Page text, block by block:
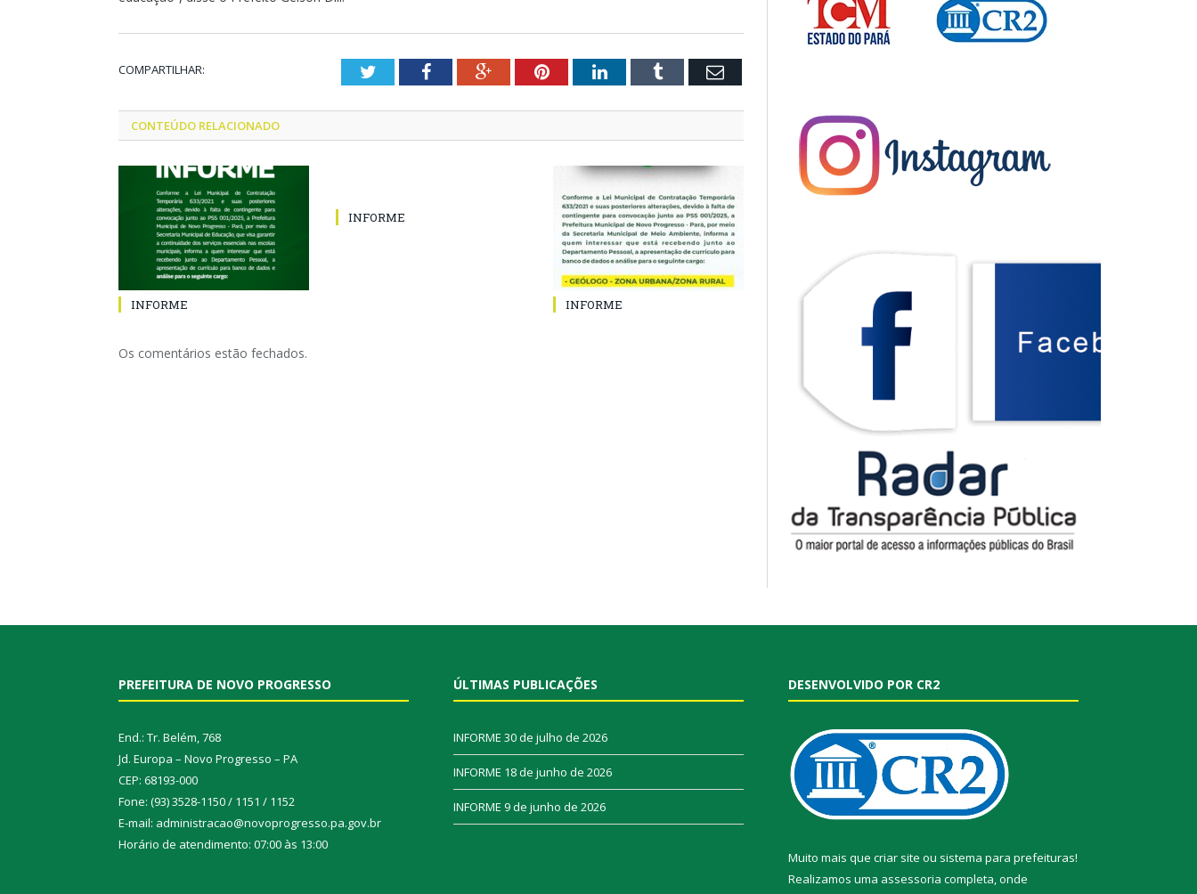
COMPARTILHAR: TwitterFacebookGoogle+PinterestLinkedInTumblr Email
CONTEÚDO RELACIONADO
INFORME
INFORME
INFORME
Os comentários estão fechados.
PREFEITURA DE NOVO PROGRESSO
End.: Tr. Belém, 768
Jd. Europa – Novo Progresso – PA
CEP: 68193-000
Fone: (93) 3528-1150 / 1151 / 1152
E-mail: administracao@novoprogresso.pa.gov.br
Horário de atendimento: 07:00 às 13:00
ÚLTIMAS PUBLICAÇÕES
INFORME 30 de julho de 2026
INFORME 18 de junho de 2026
INFORME 9 de junho de 2026
DESENVOLVIDO POR CR2
Muito mais que criar site ou sistema para prefeituras!
Realizamos uma assessoria completa, onde